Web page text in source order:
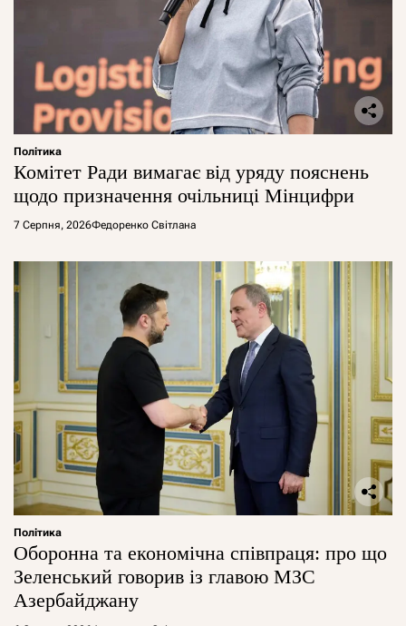
Політика
Комітет Ради вимагає від уряду пояснень
щодо призначення очільниці Мінцифри
7 Серпня, 2026Федоренко Світлана
Політика
Оборонна та економічна співпраця: про що
Зеленський говорив із главою МЗС
Азербайджану